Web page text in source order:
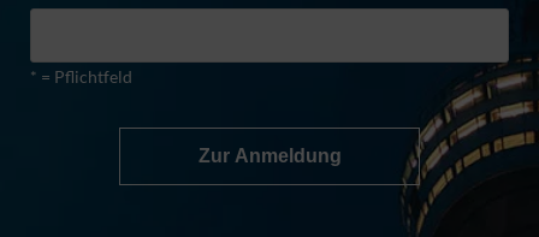
* = Pflichtfeld
Zur Anmeldung